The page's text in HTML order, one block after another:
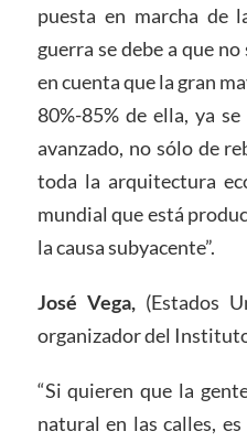
puesta en marcha de
guerra se debe a que
en cuenta que la gran
80%-85% de ella, ya
avanzado, no sólo de
toda la arquitectura
mundial que está
la causa subyacente”.
José Vega, (Estados
organizador del
“Si quieren que la
natural en las calles,